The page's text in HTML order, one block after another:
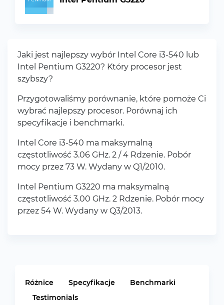
Jaki jest najlepszy wybór Intel Core i3-540 lub
Intel Pentium G3220? Który procesor jest
szybszy?
Przygotowaliśmy porównanie, które pomoże Ci
wybrać najlepszy procesor. Porównaj ich
specyfikacje i benchmarki.
Intel Core i3-540 ma maksymalną
częstotliwość 3.06 GHz. 2 / 4 Rdzenie. Pobór
mocy przez 73 W. Wydany w Q1/2010.
Intel Pentium G3220 ma maksymalną
częstotliwość 3.00 GHz. 2 Rdzenie. Pobór mocy
przez 54 W. Wydany w Q3/2013.
Różnice Specyfikacje
Benchmarki
Testimonials